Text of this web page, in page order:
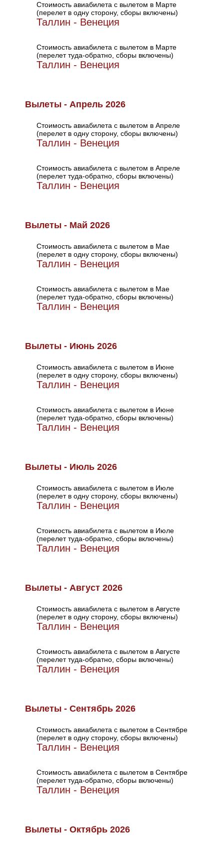
Стоимость авиабилета с вылетом в Марте
(перелет в одну сторону, сборы включены)
Таллин - Венеция
Стоимость авиабилета с вылетом в Марте
(перелет туда-обратно, сборы включены)
Таллин - Венеция
Вылеты - Апрель 2026
Стоимость авиабилета с вылетом в Апреле
(перелет в одну сторону, сборы включены)
Таллин - Венеция
Стоимость авиабилета с вылетом в Апреле
(перелет туда-обратно, сборы включены)
Таллин - Венеция
Вылеты - Май 2026
Стоимость авиабилета с вылетом в Мае
(перелет в одну сторону, сборы включены)
Таллин - Венеция
Стоимость авиабилета с вылетом в Мае
(перелет туда-обратно, сборы включены)
Таллин - Венеция
Вылеты - Июнь 2026
Стоимость авиабилета с вылетом в Июне
(перелет в одну сторону, сборы включены)
Таллин - Венеция
Стоимость авиабилета с вылетом в Июне
(перелет туда-обратно, сборы включены)
Таллин - Венеция
Вылеты - Июль 2026
Стоимость авиабилета с вылетом в Июле
(перелет в одну сторону, сборы включены)
Таллин - Венеция
Стоимость авиабилета с вылетом в Июле
(перелет туда-обратно, сборы включены)
Таллин - Венеция
Вылеты - Август 2026
Стоимость авиабилета с вылетом в Августе
(перелет в одну сторону, сборы включены)
Таллин - Венеция
Стоимость авиабилета с вылетом в Августе
(перелет туда-обратно, сборы включены)
Таллин - Венеция
Вылеты - Сентябрь 2026
Стоимость авиабилета с вылетом в Сентябре
(перелет в одну сторону, сборы включены)
Таллин - Венеция
Стоимость авиабилета с вылетом в Сентябре
(перелет туда-обратно, сборы включены)
Таллин - Венеция
Вылеты - Октябрь 2026